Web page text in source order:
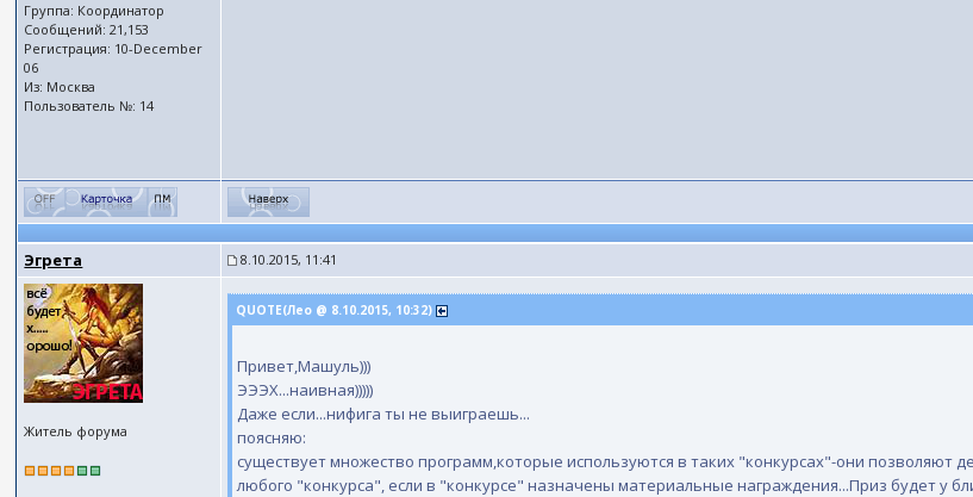
Группа: Координатор
Сообщений: 21,153
Регистрация: 10-December
06
Из: Москва
Пользователь №: 14
Эгрета 8.10.2015, 11:41
Житель форума
QUOTE(Лео @ 8.10.2015, 10:32)
Привет,Машуль)))
ЭЭЭХ...наивная)))))
Даже если...нифига ты не выиграешь...
поясняю:
существует множество программ,которые используются в таких "конкурсах"-они позволяют
любого "конкурса", если в "конкурсе" назначены материальные награждения...Приз будет у